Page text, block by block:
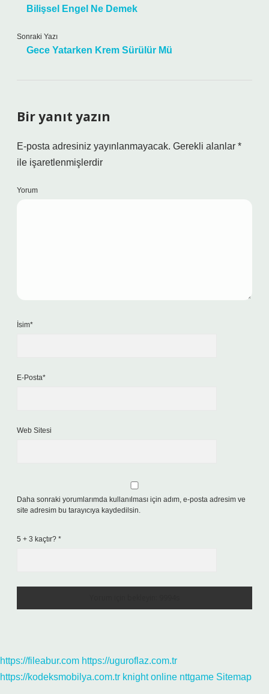
Bilişsel Engel Ne Demek
Sonraki Yazı
Gece Yatarken Krem Sürülür Mü
Bir yanıt yazın
E-posta adresiniz yayınlanmayacak. Gerekli alanlar *
ile işaretlenmişlerdir
Yorum
İsim*
E-Posta*
Web Sitesi
Daha sonraki yorumlarımda kullanılması için adım, e-posta adresim ve
site adresim bu tarayıcıya kaydedilsin.
5 + 3 kaçtır? *
https://fileabur.com https://uguroflaz.com.tr
https://kodeksmobilya.com.tr knight online nttgame Sitemap